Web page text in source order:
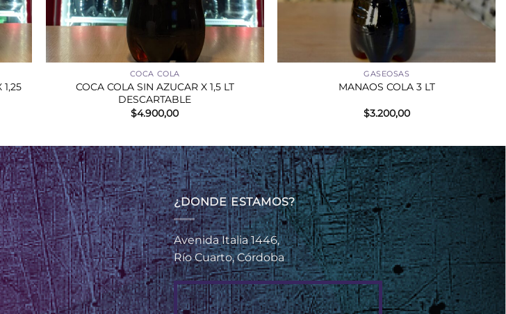
COCA COLA
COCA COLA SIN AZUCAR X 1,5 LT
DESCARTABLE
$4.900,00
GASEOSAS
MANAOS COLA 3 LT
$3.200,00
¿DONDE ESTAMOS?
Avenida Italia 1446,
Río Cuarto, Córdoba